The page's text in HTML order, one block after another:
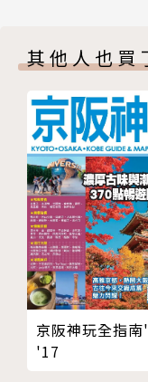
品牌，並突擊東
址標明在詳盡的
興、逛得超滿意！
其他人也買
京阪神玩全指
'17